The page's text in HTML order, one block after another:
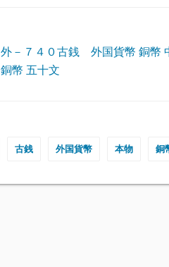
外－７４０古銭 外国貨幣 銅幣
銅幣 五十文
古銭 外国貨幣 本物 銅